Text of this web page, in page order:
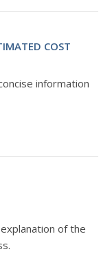
COST
information
of the